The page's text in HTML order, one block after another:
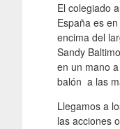
El colegiado
España es
encima del
Sandy
en un mano
balón a las
Llegamos a
las acciones